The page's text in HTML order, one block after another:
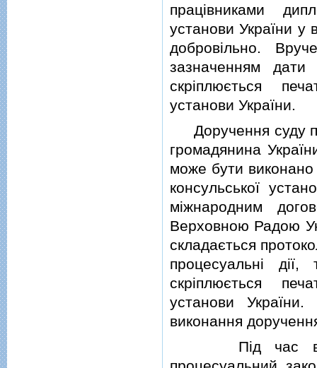
працiвниками
установи України
добровiльно.
зазначенням
скрiплюється
установи України.
Доручення суду
громадянина
може бути
консульської
мiжнародним
Верховною Радою
складається
процесуальнi
скрiплюється
установи
виконання
Пiд час